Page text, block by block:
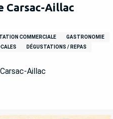
Carsac-Aillac
COMMERCIALE
GASTRONOMIE
DÉGUSTATIONS / REPAS
Aillac